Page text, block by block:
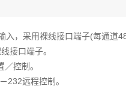
入，采用裸线接口端子(每通道
接口端子。
控制。
232远程控制。